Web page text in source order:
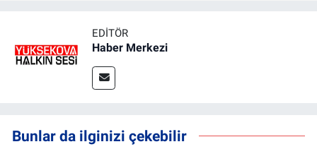
EDITÖR
Haber Merkezi
Bunlar da ilginizi çekebilir